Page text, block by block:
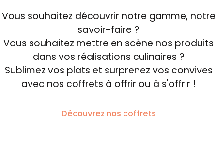
Vous souhaitez découvrir notre gamme, notre
savoir-faire ?
Vous souhaitez mettre en scène nos produits
dans vos réalisations culinaires ?
Sublimez vos plats et surprenez vos convives
avec nos coffrets à offrir ou à s'offrir !
Découvrez nos coffrets